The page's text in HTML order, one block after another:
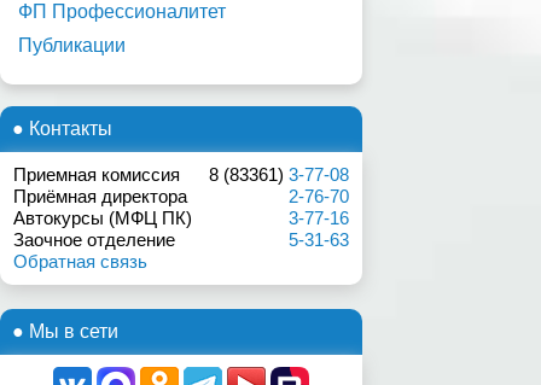
ФП Профессионалитет
Публикации
● Контакты
Приемная комиссия 8 (83361) 3-77-08
Приёмная директора
2-76-70
Автокурсы (МФЦ ПК)
3-77-16
Заочное отделение
5-31-63
Обратная связь
● Мы в сети